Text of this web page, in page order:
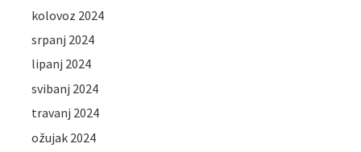
kolovoz 2024
srpanj 2024
lipanj 2024
svibanj 2024
travanj 2024
ožujak 2024